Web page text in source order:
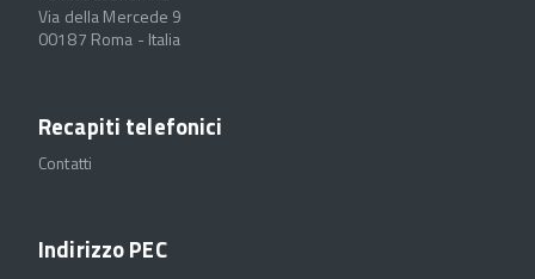
Via della Mercede 9
00187 Roma - Italia
Recapiti telefonici
Contatti
Indirizzo PEC